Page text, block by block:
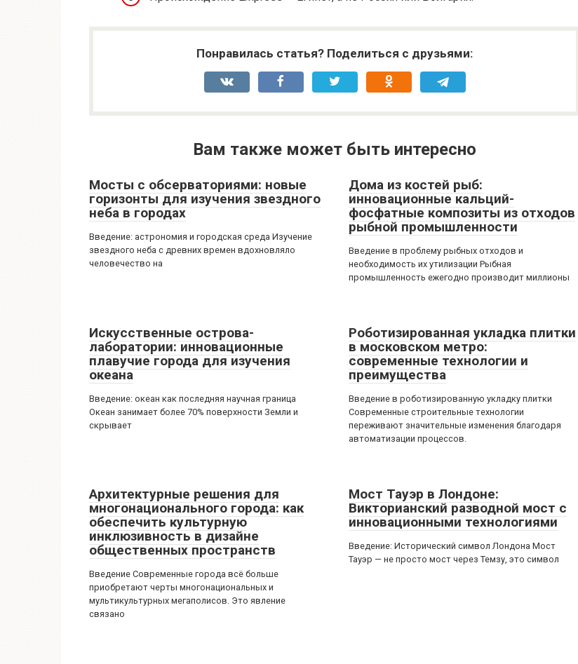
Понравилась статья? Поделиться с друзьями:
Вам также может быть интересно
Мосты с обсерваториями: новые
горизонты для изучения звездного
неба в городах
Введение: астрономия и городская среда Изучение
звездного неба с древних времен вдохновляло
человечество на
Дома из костей рыб:
инновационные кальций-
фосфатные композиты из отходов
рыбной промышленности
Введение в проблему рыбных отходов и
необходимость их утилизации Рыбная
промышленность ежегодно производит миллионы
Искусственные острова-
лаборатории: инновационные
плавучие города для изучения
океана
Введение: океан как последняя научная граница
Океан занимает более 70% поверхности Земли и
скрывает
Роботизированная укладка плитки
в московском метро:
современные технологии и
преимущества
Введение в роботизированную укладку плитки
Современные строительные технологии
переживают значительные изменения благодаря
автоматизации процессов.
Архитектурные решения для
многонационального города: как
обеспечить культурную
инклюзивность в дизайне
общественных пространств
Введение Современные города всё больше
приобретают черты многонациональных и
мультикультурных мегаполисов. Это явление
связано
Мост Тауэр в Лондоне:
Викторианский разводной мост с
инновационными технологиями
Введение: Исторический символ Лондона Мост
Тауэр — не просто мост через Темзу, это символ